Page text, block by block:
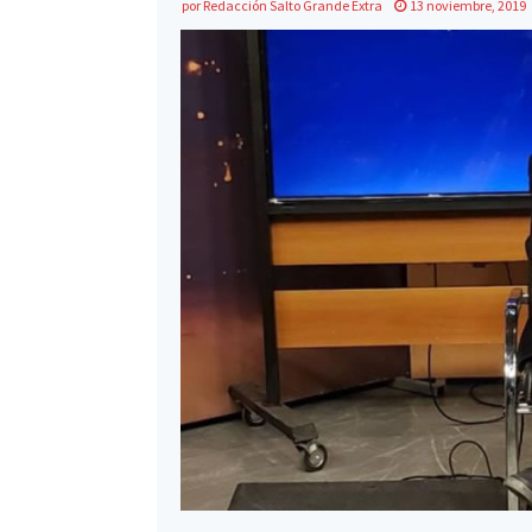
por Redacción Salto Grande Extra 13 noviembre, 2019